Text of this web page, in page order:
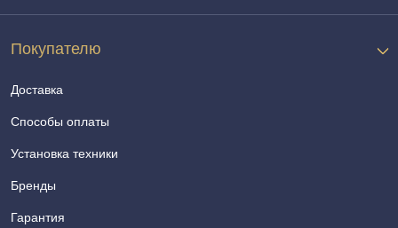
Покупателю
Доставка
Способы оплаты
Установка техники
Бренды
Гарантия